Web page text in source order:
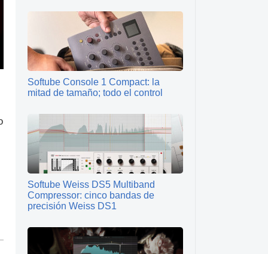
Softube Console 1 Compact: la
mitad de tamaño; todo el control
Softube Weiss DS5 Multiband
Compressor: cinco bandas de
precisión Weiss DS1